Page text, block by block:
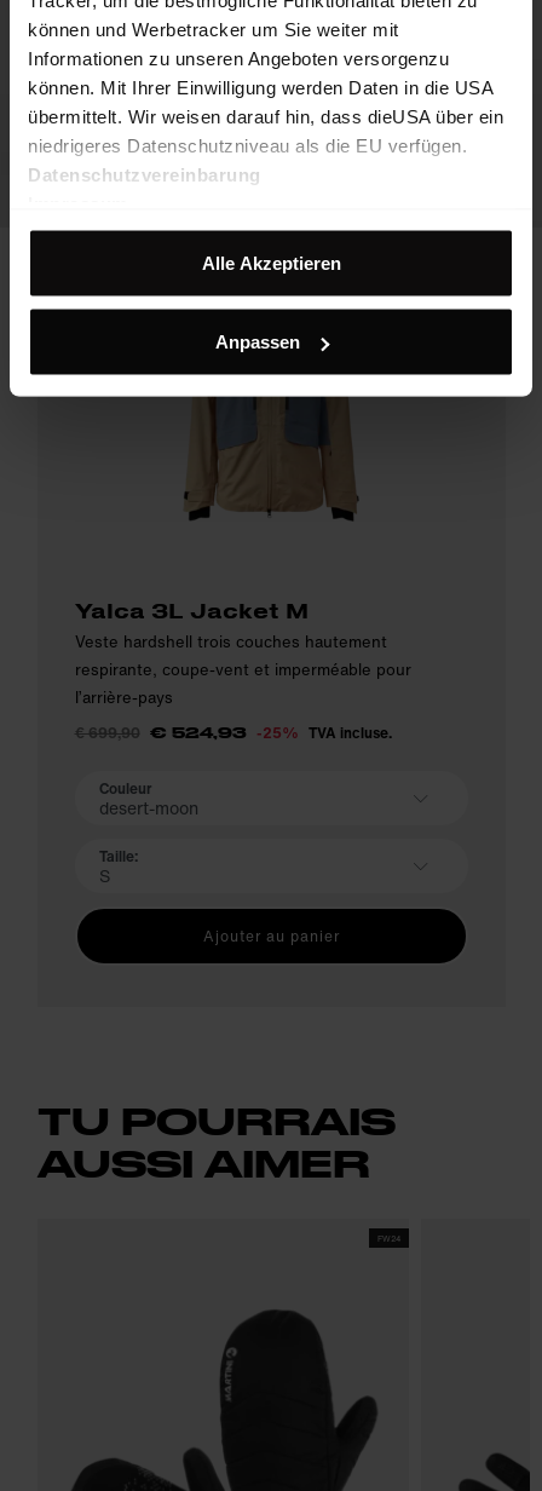
können und Werbetracker um Sie weiter mit
Informationen zu unseren Angeboten versorgenzu
können. Mit Ihrer Einwilligung werden Daten in die USA
übermittelt. Wir weisen darauf hin, dass dieUSA über ein
niedrigeres Datenschutzniveau als die EU verfügen.
Datenschutzvereinbarung
Alle Akzeptieren
Anpassen
Yalca 3L Jacket M
Veste hardshell trois couches hautement
respirante, coupe-vent et imperméable pour
l’arrière-pays
€ 699,90 € 524,93 -25% TVA incluse.
Couleur
desert-moon
Taille:
S
Ajouter au panier
TU POURRAIS
AUSSI AIMER
FW24